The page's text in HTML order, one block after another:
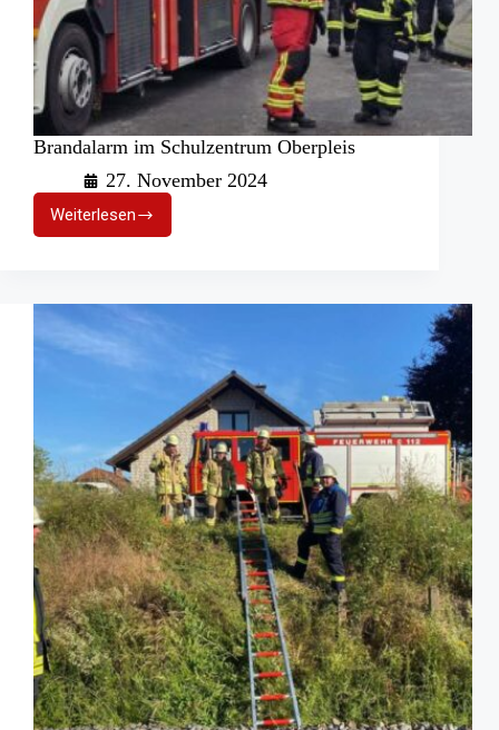
Brandalarm im Schulzentrum Oberpleis
27. November 2024
WeiterlesenBrandalarm
im